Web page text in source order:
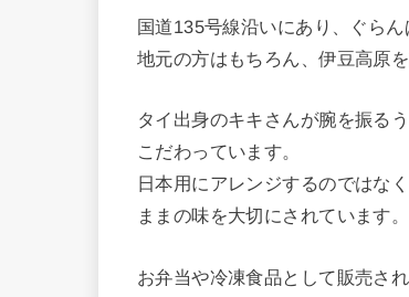
国道135号線沿いにあり、ぐらん
地元の方はもちろん、伊豆高原
タイ出身のキキさんが腕を振る
こだわっています。
日本用にアレンジするのではな
ままの味を大切にされています。
お弁当や冷凍食品として販売さ